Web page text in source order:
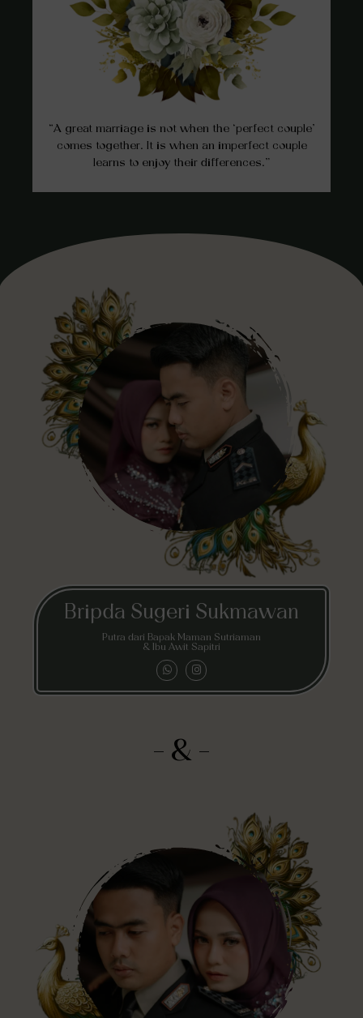
“A great marriage is not when the ‘perfect couple’
comes together. It is when an imperfect couple
learns to enjoy their differences.”
Bripda Sugeri Sukmawan
Putra dari Bapak Maman Sutriaman
& Ibu Awit Sapitri
- & -